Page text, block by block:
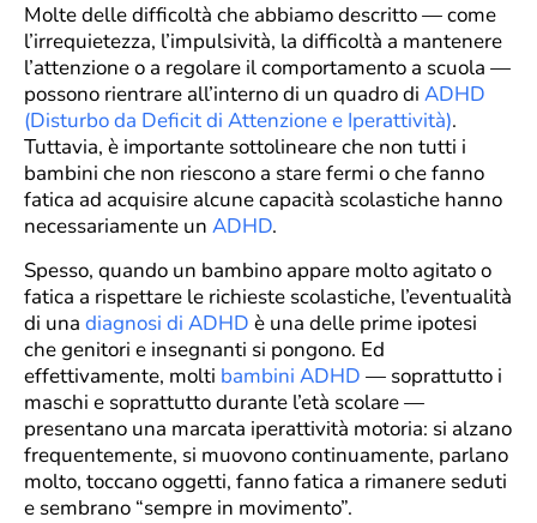
Molte delle difficoltà che abbiamo descritto — come
l’irrequietezza, l’impulsività, la difficoltà a mantenere
l’attenzione o a regolare il comportamento a scuola —
possono rientrare all’interno di un quadro di ADHD
(Disturbo da Deficit di Attenzione e Iperattività).
Tuttavia, è importante sottolineare che non tutti i
bambini che non riescono a stare fermi o che fanno
fatica ad acquisire alcune capacità scolastiche hanno
necessariamente un ADHD.
Spesso, quando un bambino appare molto agitato o
fatica a rispettare le richieste scolastiche, l’eventualità
di una diagnosi di ADHD è una delle prime ipotesi
che genitori e insegnanti si pongono. Ed
effettivamente, molti bambini ADHD — soprattutto i
maschi e soprattutto durante l’età scolare —
presentano una marcata iperattività motoria: si alzano
frequentemente, si muovono continuamente, parlano
molto, toccano oggetti, fanno fatica a rimanere seduti
e sembrano “sempre in movimento”.